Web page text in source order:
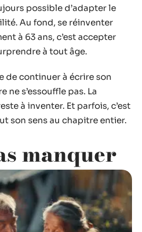
possible d’adapter le
Au fond, se réinventer
à 63 ans, c’est accepter
à tout âge.
de continuer à écrire son
ne s’essouffle pas. La
à inventer. Et parfois, c’est
son sens au chapitre entier.
manquer